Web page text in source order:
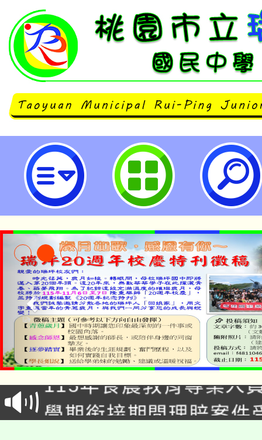
主旨：本會長期辦理各項研究調查
少年國際移動能力，特規劃「我國
大調查」，惠請貴校轉知學生上網
照。-桃園市立瑞坪國民中學
淨零綠生活教案入校路
會
115年食農教育專業人
程
學期銜接期間理賠案件